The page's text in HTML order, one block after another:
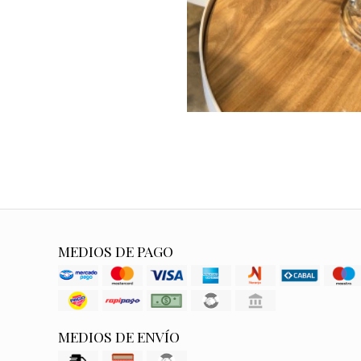
MEDIOS DE PAGO
MEDIOS DE ENVÍO